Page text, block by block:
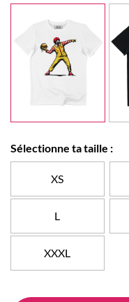
Sélectionne ta taille :
XS
L
XXXL